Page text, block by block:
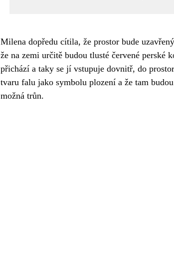
Milena dopředu cítila, že prostor bude
že na zemi určitě budou tlusté červené perské
přichází a taky se jí vstupuje dovnitř, do
tvaru falu jako symbolu plození a že tam
možná trůn.